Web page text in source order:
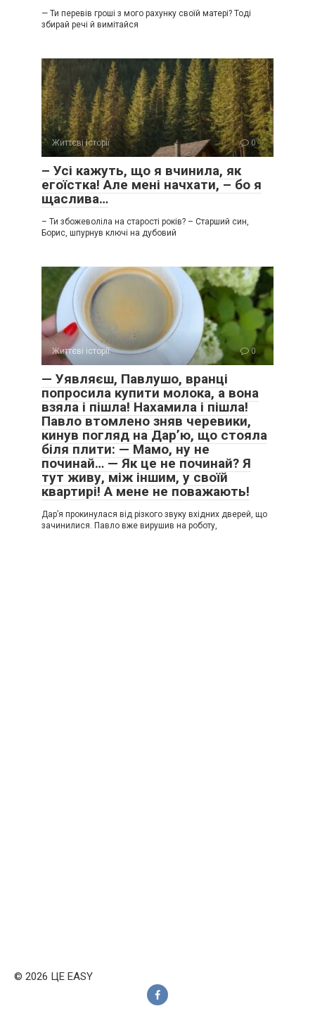
— Ти перевів гроші з мого рахунку своїй матері? Тоді
збирай речі й вимітайся
Життєві історії 0
– Усі кажуть, що я вчинила, як
егоїстка! Але мені начхати, – бо я
щаслива…
– Ти збожеволіла на старості років? – Старший син,
Борис, шпурнув ключі на дубовий
Життєві історії 0
— Уявляєш, Павлушо, вранці
попросила купити молока, а вона
взяла і пішла! Нахамила і пішла!
Павло втомлено зняв черевики,
кинув погляд на Дар’ю, що стояла
біля плити: — Мамо, ну не
починай… — Як це не починай? Я
тут живу, між іншим, у своїй
квартирі! А мене не поважають!
Дар’я прокинулася від різкого звуку вхідних дверей, що
зачинилися. Павло вже вирушив на роботу,
© 2026 ЦЕ EASY